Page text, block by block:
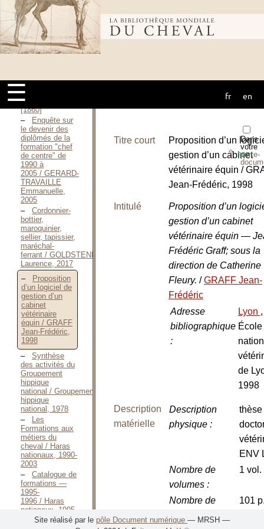
Bibliothèque
mondiale du
cheval
☰ fr en
française
d’équitation,
2019
Synopsis
of a Course of
Lectures on
Surgery / GAMGEE
John,
MDCCCLX
[1860]
Enquête sur
le devenir des
diplômés de la
formation "chef
de centre" de
1990 à
2005 / GERARD-
TRAVAILLE
Emmanuelle,
2005
Cordonnier-
bottier,
maroquinier,
sellier, tapissier,
maréchal-
ferrant / GOLDSTENNE
Laurence, 2017
Proposition
d’un logiciel de
gestion d’un
cabinet
vétérinaire
équin / GRAFF
Jean-Frédéric,
1998
Synthèse
des activités du
Groupement
hippique
national / Groupement
hippique
national, 1978
Les
Formations aux
métiers du
cheval / Haras
nationaux, 1990-
2003
Catalogue de
formations —
1995-
1996 / Haras
nationaux, 1995
Catalogue
Dans
votre
porte-
⇪PDF
Titre court
Proposition d’un
gestion d’un cabinet
vétérinaire équin /
Jean-Frédéric, 1998
Intitulé
Proposition d’un
gestion d’un cabinet
vétérinaire équin —
Frédéric Graff; sous la
direction de Catherine
Fleury. /GRAFF Jean-
Frédéric
Adresse
bibliographique
:
Lyon ,
École
de
1998
Description
matérielle
Description
physique:
thèse
ENV
Nombre de
volumes:
1 vol.
Nombre de
pages
:
101
Site réalisé par le pôle Document numérique — MRSH —